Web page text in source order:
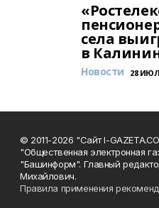
села
в
Новости 28
© 2011-2026 "Сайт I-
"Общественная электронная
"Башинформ". Главный
Михайлович.
Правила применения